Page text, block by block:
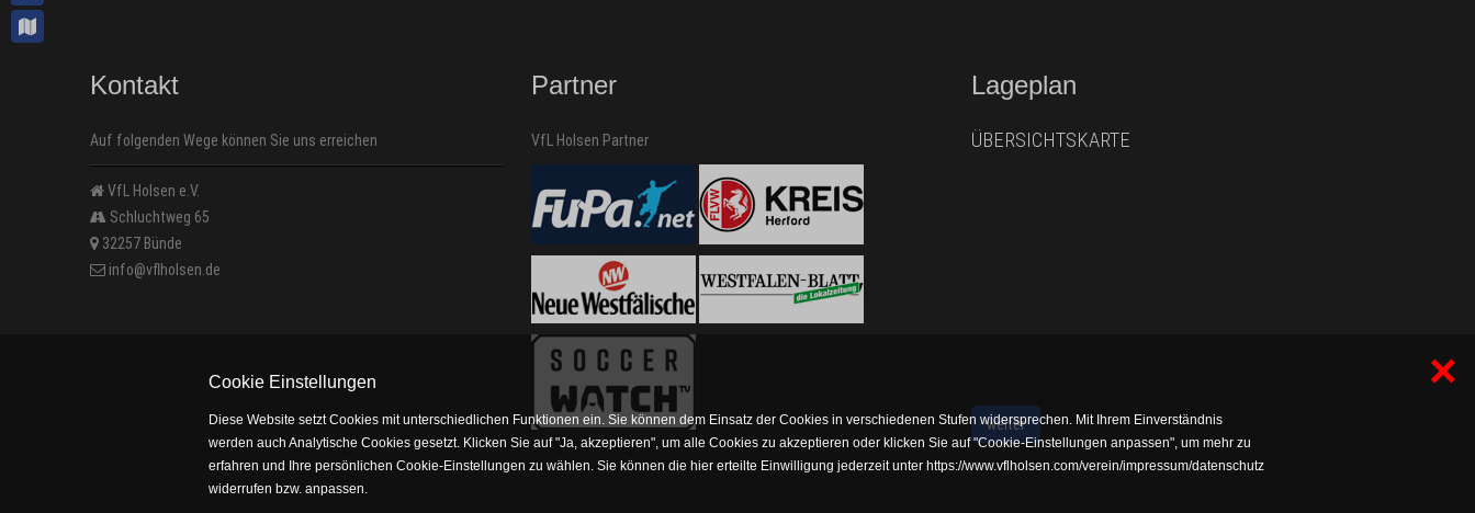
×
Cookie Einstellungen
Diese Website setzt Cookies mit unterschiedlichen Funktionen ein. Sie können dem Einsatz der Cookies in verschiedenen Stufen widersprechen. Mit Ihrem Einverständnis
werden auch Analytische Cookies gesetzt. Klicken Sie auf "Ja, akzeptieren", um alle Cookies zu akzeptieren oder klicken Sie auf "Cookie-Einstellungen anpassen", um mehr zu
erfahren und Ihre persönlichen Cookie-Einstellungen zu wählen. Sie können die hier erteilte Einwilligung jederzeit unter https://www.vflholsen.com/verein/impressum/datenschutz
widerrufen bzw. anpassen.
Kontakt
Auf folgenden Wege können Sie uns erreichen
VfL Holsen e.V.
Schluchtweg 65
32257 Bünde
info@vflholsen.de
Partner
VfL Holsen Partner
Lageplan
ÜBERSICHTSKARTE
weiter